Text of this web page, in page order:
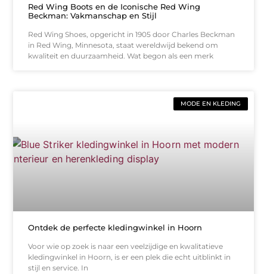
Red Wing Boots en de Iconische Red Wing
Beckman: Vakmanschap en Stijl
Red Wing Shoes, opgericht in 1905 door Charles Beckman
in Red Wing, Minnesota, staat wereldwijd bekend om
kwaliteit en duurzaamheid. Wat begon als een merk
MODE EN KLEDING
Ontdek de perfecte kledingwinkel in Hoorn
Voor wie op zoek is naar een veelzijdige en kwalitatieve
kledingwinkel in Hoorn, is er een plek die echt uitblinkt in
stijl en service. In